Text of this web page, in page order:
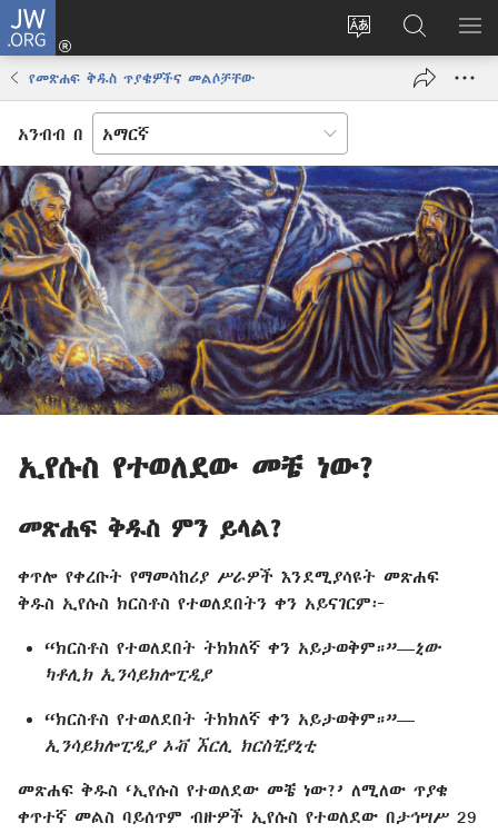
JW.ORG
የድረ
ግባ
(አዲስ
JW.ORG
ላይ
መፈለጊያ
የመጽሐፍ ቅዱስ ጥያቄዎችና መልሶቻቸው
አንብብ በ
ኢየሱስ የተወለደው መቼ ነው?
መጽሐፍ ቅዱስ ምን ይላል?
ቀጥሎ የቀረቡት የማመሳከሪያ ሥራዎች እንደሚያሳዩት መጽሐፍ
ቅዱስ ኢየሱስ ክርስቶስ የተወለደበትን ቀን አይናገርም፦
“ክርስቶስ የተወለደበት ትክክለኛ ቀን አይታወቅም።”—ኒው
ካቶሊክ ኢንሳይክሎፒዲያ
“ክርስቶስ የተወለደበት ትክክለኛ ቀን አይታወቅም።”—
ኢንሳይክሎፒዲያ ኦቭ ኧርሊ ክርስቺያኒቲ
መጽሐፍ ቅዱስ ‘ኢየሱስ የተወለደው መቼ ነው?’ ለሚለው ጥያቄ
ቀጥተኛ መልስ ባይሰጥም ብዙዎች ኢየሱስ የተወለደው በታኅሣሥ 29